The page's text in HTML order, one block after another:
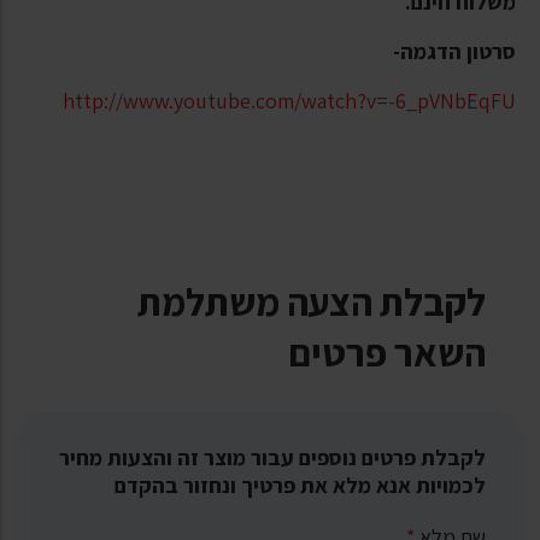
סרטון הדגמה-
http://www.youtube.com/watch?v=-6_pVNbEqFU
לקבלת הצעה משתלמת
השאר פרטים
לקבלת פרטים נוספים עבור מוצר זה והצעות מחיר
לכמויות אנא מלא את פרטיך ונחזור בהקדם